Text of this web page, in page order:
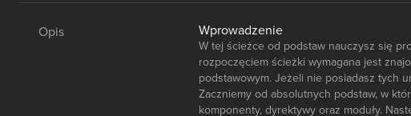
Opis Wprowadzenie
W tej ścieżce od podstaw nauczysz się
rozpoczęciem ścieżki wymagana jest
podstawowym. Jeżeli nie posiadasz tych
Zaczniemy od absolutnych podstaw, w
komponenty, dyrektywy oraz moduły.